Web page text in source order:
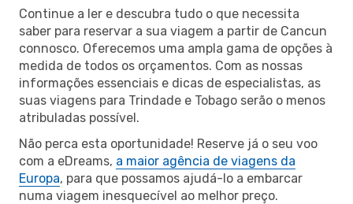
Continue a ler e descubra tudo o que necessita
saber para reservar a sua viagem a partir de Cancun
connosco. Oferecemos uma ampla gama de opções à
medida de todos os orçamentos. Com as nossas
informações essenciais e dicas de especialistas, as
suas viagens para Trindade e Tobago serão o menos
atribuladas possível.
Não perca esta oportunidade! Reserve já o seu voo
com a eDreams, a maior agência de viagens da
Europa, para que possamos ajudá-lo a embarcar
numa viagem inesquecível ao melhor preço.